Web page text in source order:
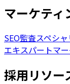
マーケティ
SEO監査スペシ
エキスパートマ
採用リソー